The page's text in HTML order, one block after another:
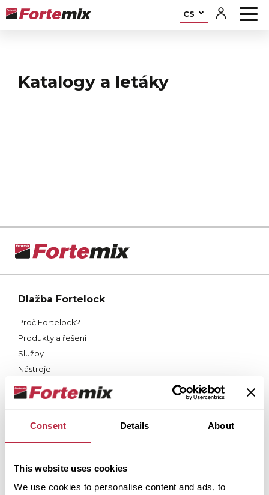
Consent Details About
This website uses cookies
We use cookies to personalise content and ads, to
CS
Katalogy a letáky
Dlažba Fortelock
Proč Fortelock?
Produkty a řešení
Služby
Nástroje
Dokumenty
Kontakty
Proč Fortega?
Služby
Dokumenty